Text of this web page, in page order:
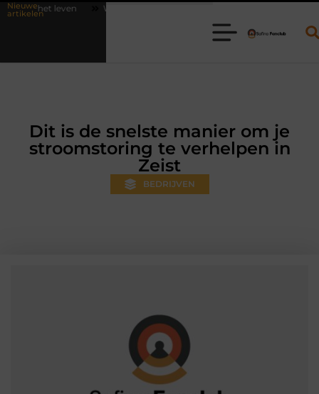
Nieuwe
artikelen
Waarom online vlees bestellen steeds gewoner wordt
Dit is de snelste manier om je
stroomstoring te verhelpen in
Zeist
BEDRIJVEN